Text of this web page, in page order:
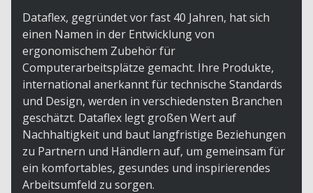
Dataflex, gegründet vor fast 40 Jahren, hat sich
einen Namen in der Entwicklung von
ergonomischem Zubehör für
Computerarbeitsplätze gemacht. Ihre Produkte,
international anerkannt für technische Standards
und Design, werden in verschiedensten Branchen
geschätzt. Dataflex legt großen Wert auf
Nachhaltigkeit und baut langfristige Beziehungen
zu Partnern und Händlern auf, um gemeinsam für
ein komfortables, gesundes und inspirierendes
Arbeitsumfeld zu sorgen.